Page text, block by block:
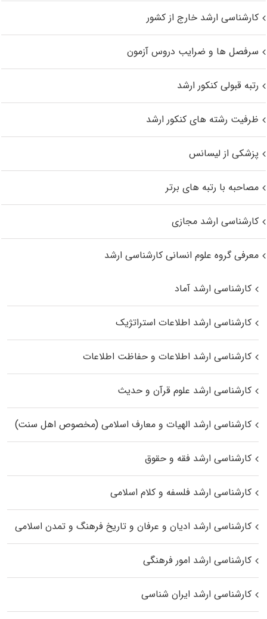
کارشناسی ارشد خارج از کشور
سرفصل ها و ضرایب دروس آزمون
رتبه قبولی کنکور ارشد
ظرفیت رشته های کنکور ارشد
پزشکی از لیسانس
مصاحبه با رتبه های برتر
کارشناسی ارشد مجازی
معرفی گروه علوم انسانی کارشناسی ارشد
کارشناسی ارشد آماد
کارشناسی ارشد اطلاعات استراتژیک
کارشناسی ارشد اطلاعات و حفاظت اطلاعات
کارشناسی ارشد علوم قرآن و حدیث
کارشناسی ارشد الهیات و معارف اسلامی (مخصوص اهل سنت)
کارشناسی ارشد فقه و حقوق
کارشناسی ارشد فلسفه و کلام اسلامی
کارشناسی ارشد ادیان و عرفان و تاریخ فرهنگ و تمدن اسلامی
کارشناسی ارشد امور فرهنگی
کارشناسی ارشد ایران شناسی